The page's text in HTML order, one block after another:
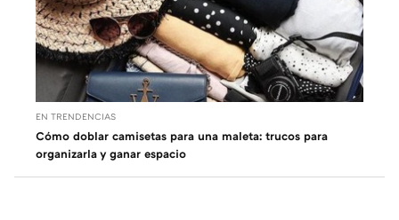
EN TRENDENCIAS
Cómo doblar camisetas para una maleta: trucos para
organizarla y ganar espacio